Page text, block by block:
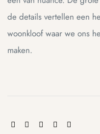
de details vertellen een
woonkloof waar we ons
maken.
SHARE: